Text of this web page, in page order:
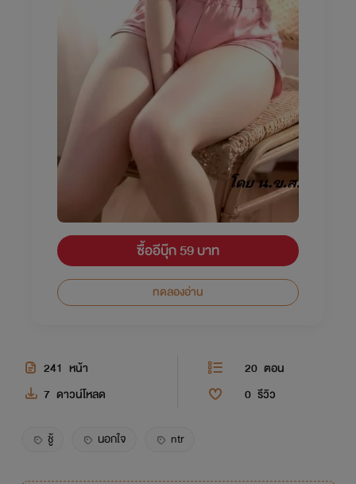
ซื้ออีบุ๊ก 59 บาท
ทดลองอ่าน
241 หน้า 20 ตอน
7 ดาวน์โหลด 0 รีวิว
ชู้ นอกใจ ntr